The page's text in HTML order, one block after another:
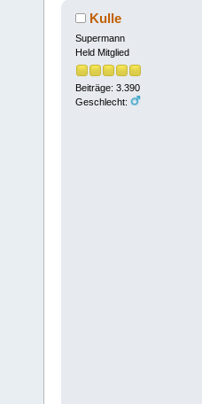
Kulle
Supermann
Held Mitglied
Beiträge: 3.390
Geschlecht: